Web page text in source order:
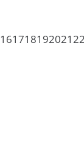
161718192021